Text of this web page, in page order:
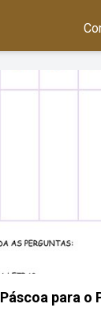
para o